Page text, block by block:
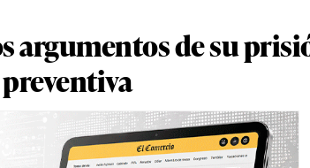
argumentos de su
preventiva